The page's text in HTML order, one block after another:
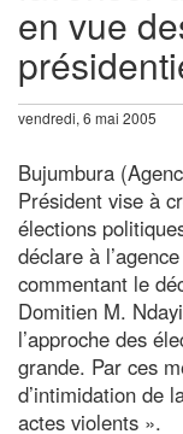
en vue
vendredi, 6 mai 2005
Bujumbura
Président vise à
élections
déclare à
commentant le
Domitien M.
l’approche des
grande. Par ces
d’intimidation de
actes violents ».